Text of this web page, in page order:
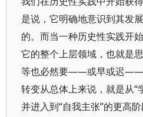
是说，它明确地意识到其发
的。而当一种历史性实践开
它的整个上层领域，也就是
等也必然要——或早或迟——
转变从总体上来说，就是从“
并进入到“自我主张”的更高